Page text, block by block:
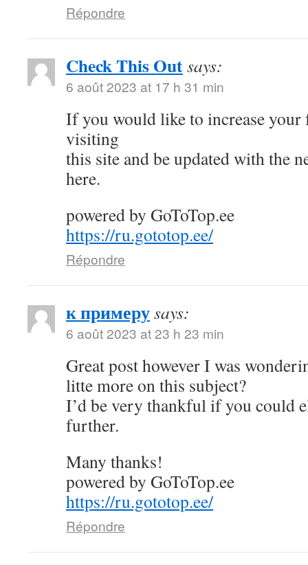
Répondre
Check This Outsays:
6 août 2023 at 17 h 31 min
If you would like to increase
visiting
this site and be updated with the
here.
powered by GoToTop.ee
https://ru.gototop.ee/
Répondre
к примеруsays:
6 août 2023 at 23 h 23 min
Great post however I was
litte more on this subject?
I’d be very thankful if you could
further.
Many thanks!
powered by GoToTop.ee
https://ru.gototop.ee/
Répondre